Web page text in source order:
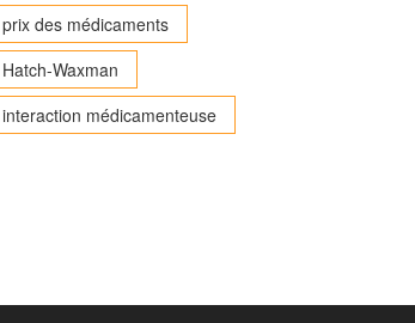
prix des médicaments
Hatch-Waxman
interaction médicamenteuse